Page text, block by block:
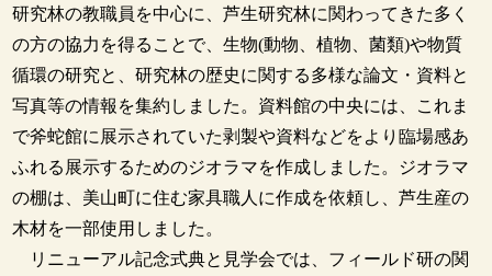
研究林の教職員を中心に、芦生研究林に関わってきた多く
の方の協力を得ることで、生物(動物、植物、菌類)や物質
循環の研究と、研究林の歴史に関する多様な論文・資料と
写真等の情報を集約しました。資料館の中央には、これま
で斧蛇館に展示されていた剥製や資料などをより臨場感あ
ふれる展示するためのジオラマを作成しました。ジオラマ
の棚は、美山町に住む家具職人に作成を依頼し、芦生産の
木材を一部使用しました。
リニューアル記念式典と見学会では、フィールド研の関